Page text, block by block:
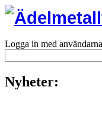
Logga in med
Nyheter: